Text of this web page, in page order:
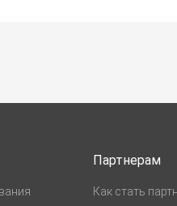
Партнерам
Как стать